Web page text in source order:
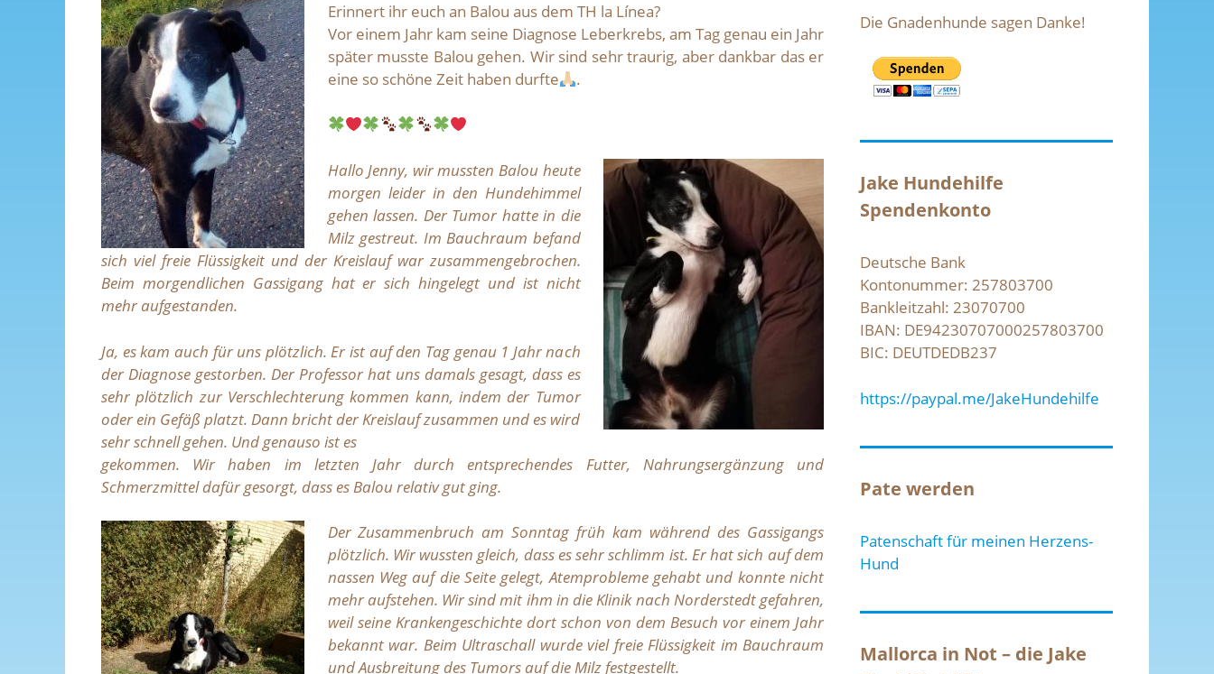
Erinnert ihr euch an Balou aus dem TH la Línea?
Vor einem Jahr kam seine Diagnose Leberkrebs, am Tag genau ein Jahr
später musste Balou gehen. Wir sind sehr traurig, aber dankbar das er
eine so schöne Zeit haben durfte
.
Hallo Jenny, wir mussten Balou heute
morgen leider in den Hundehimmel
gehen lassen. Der Tumor hatte in die
Milz gestreut. Im Bauchraum befand
sich viel freie Flüssigkeit und der Kreislauf war zusammengebrochen.
Beim morgendlichen Gassigang hat er sich hingelegt und ist nicht
mehr aufgestanden.
Ja, es kam auch für uns plötzlich. Er ist auf den Tag genau 1 Jahr nach
der Diagnose gestorben. Der Professor hat uns damals gesagt, dass es
sehr plötzlich zur Verschlechterung kommen kann, indem der Tumor
oder ein Gefäß platzt. Dann bricht der Kreislauf zusammen und es wird
sehr schnell gehen. Und genauso ist es
gekommen. Wir haben im letzten Jahr durch entsprechendes Futter, Nahrungsergänzung und
Schmerzmittel dafür gesorgt, dass es Balou relativ gut ging.
Der Zusammenbruch am Sonntag früh kam während des Gassigangs
plötzlich. Wir wussten gleich, dass es sehr schlimm ist. Er hat sich auf dem
nassen Weg auf die Seite gelegt, Atemprobleme gehabt und konnte nicht
mehr aufstehen. Wir sind mit ihm in die Klinik nach Norderstedt gefahren,
weil seine Krankengeschichte dort schon von dem Besuch vor einem Jahr
bekannt war. Beim Ultraschall wurde viel freie Flüssigkeit im Bauchraum
und Ausbreitung des Tumors auf die Milz festgestellt.
Die Gnadenhunde sagen Danke!
Jake Hundehilfe
Spendenkonto
Deutsche Bank
Kontonummer: 257803700
Bankleitzahl: 23070700
IBAN: DE94230707000257803700
BIC: DEUTDEDB237
https://paypal.me/JakeHundehilfe
Pate werden
Patenschaft für meinen Herzens-
Hund
Mallorca in Not – die Jake